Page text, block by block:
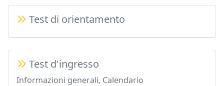
Test di orientamento
Test d'ingresso
Informazioni generali, Calendario